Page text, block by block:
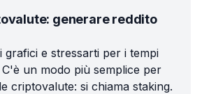
generare reddito
grafici e stressarti per i tempi
un modo più semplice per
criptovalute: si chiama staking.